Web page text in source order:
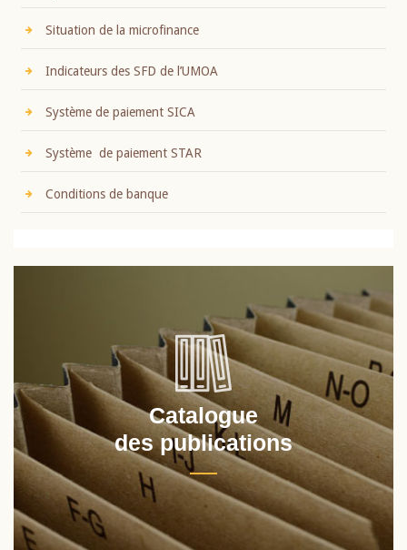
Situation de la microfinance
Indicateurs des SFD de l’UMOA
Système de paiement SICA
Système de paiement STAR
Conditions de banque
Catalogue
des publications